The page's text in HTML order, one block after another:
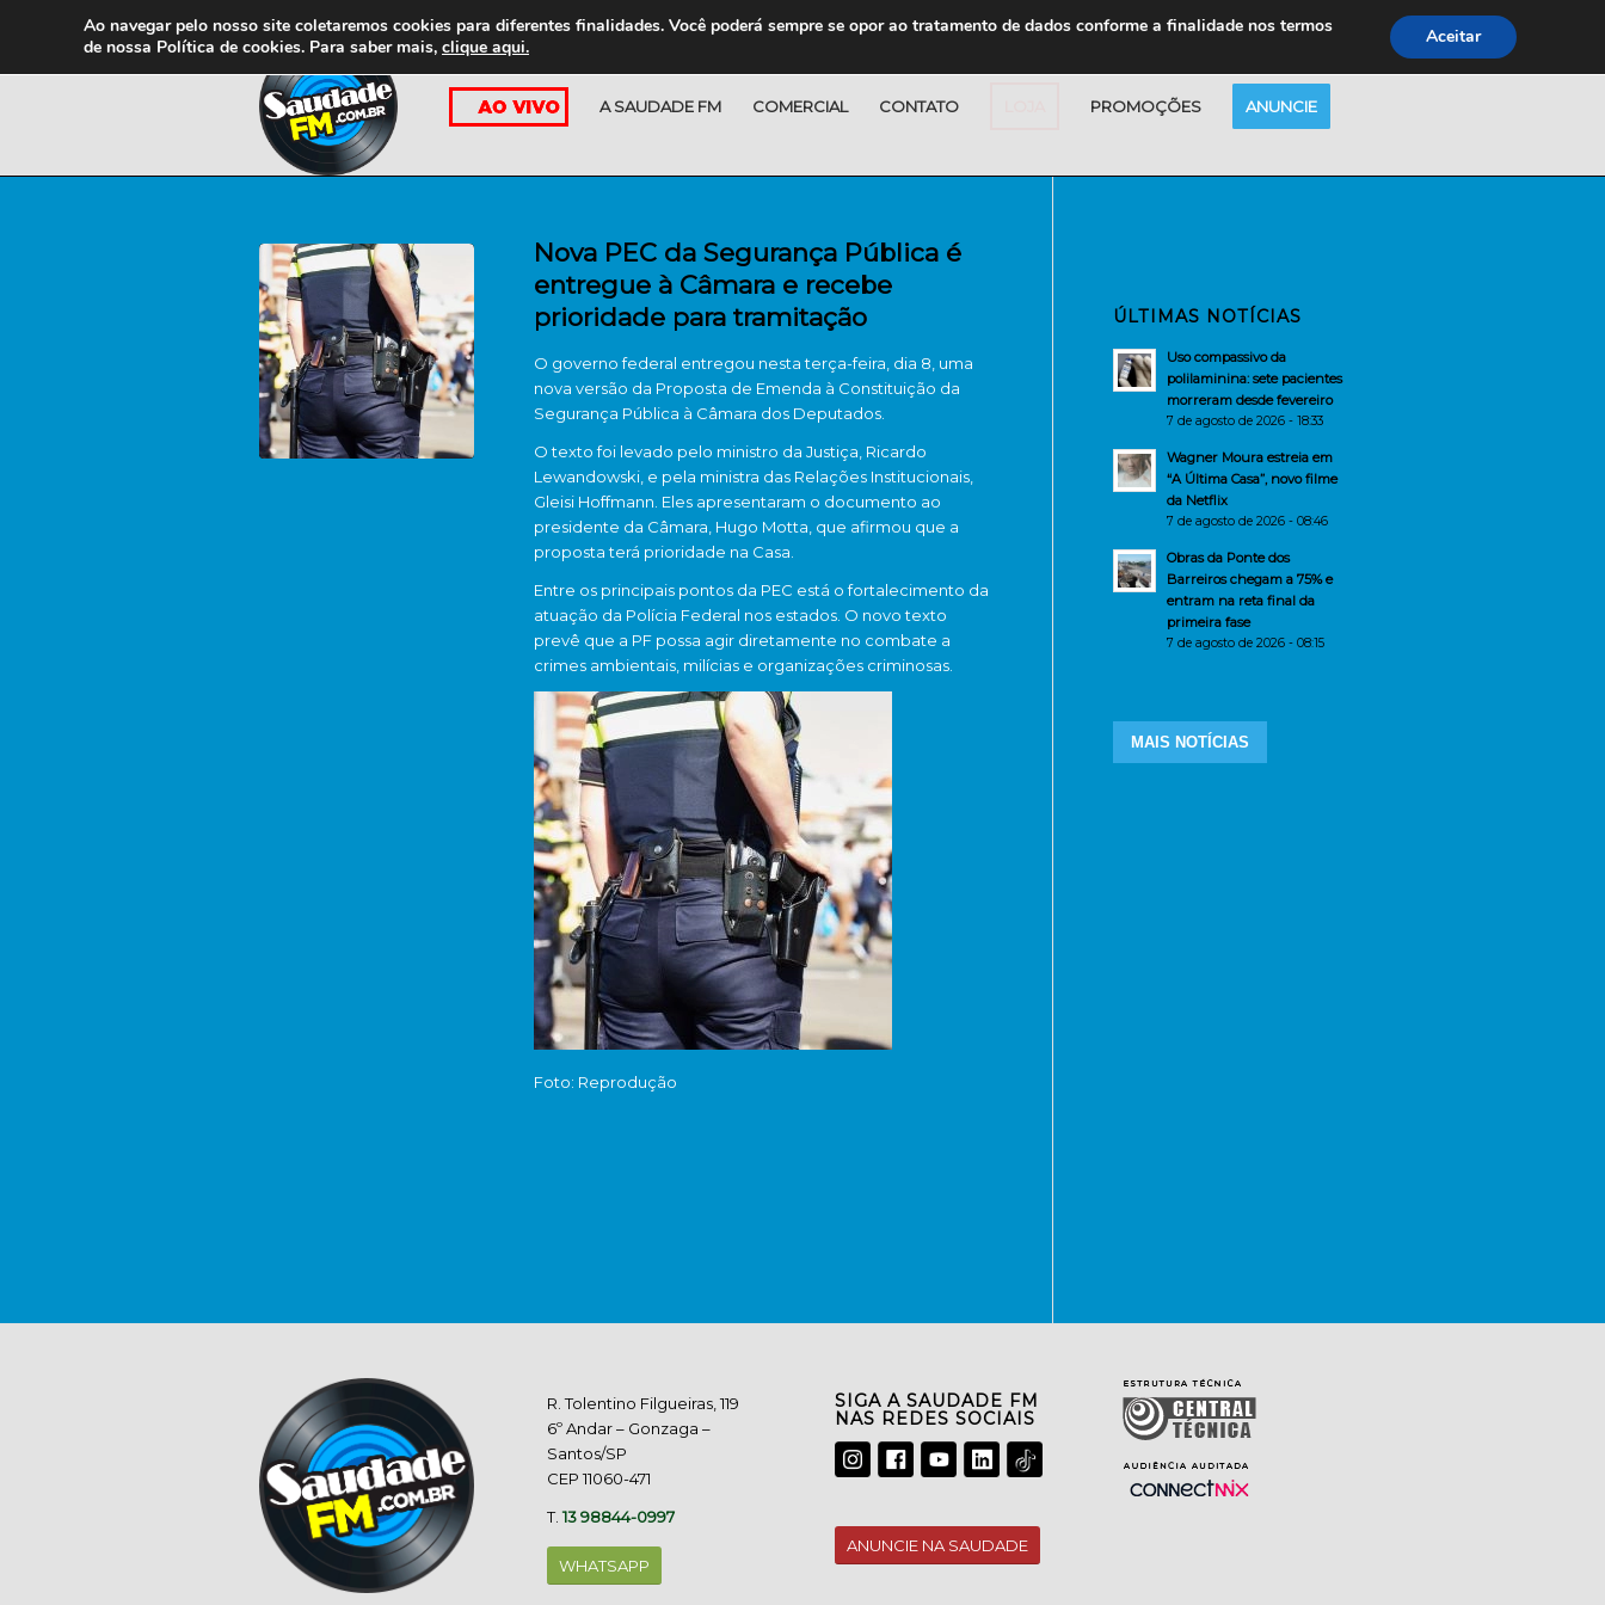
A SAUDADE FM COMERCIAL CONTATO PROMOÇÕES ANUNCIE
Nova PEC da Segurança Pública é
entregue à Câmara e recebe
prioridade para tramitação
O governo federal entregou nesta terça-feira, dia 8, uma
nova versão da Proposta de Emenda à Constituição da
Segurança Pública à Câmara dos Deputados.
O texto foi levado pelo ministro da Justiça, Ricardo
Lewandowski, e pela ministra das Relações Institucionais,
Gleisi Hoffmann. Eles apresentaram o documento ao
presidente da Câmara, Hugo Motta, que afirmou que a
proposta terá prioridade na Casa.
Entre os principais pontos da PEC está o fortalecimento da
atuação da Polícia Federal nos estados. O novo texto
prevê que a PF possa agir diretamente no combate a
crimes ambientais, milícias e organizações criminosas.
Foto: Reprodução
ÚLTIMAS NOTÍCIAS
Uso compassivo da
polilaminina: sete pacientes
morreram desde fevereiro
7 de agosto de 2026 - 18:33
Wagner Moura estreia em
“A Última Casa”, novo filme
da Netflix
7 de agosto de 2026 - 08:46
Obras da Ponte dos
Barreiros chegam a 75% e
entram na reta final da
primeira fase
7 de agosto de 2026 - 08:15
MAIS NOTÍCIAS
R. Tolentino Filgueiras, 119
6º Andar – Gonzaga –
Santos/SP
CEP 11060-471
T.13 98844-0997
WHATSAPP
SIGA A SAUDADE FM
NAS REDES SOCIAIS
ANUNCIE NA SAUDADE
Ao navegar pelo nosso site coletaremos cookies para diferentes finalidades. Você poderá sempre se opor ao tratamento de dados conforme a finalidade nos termos
de nossa Política de cookies. Para saber mais, clique aqui. Aceitar